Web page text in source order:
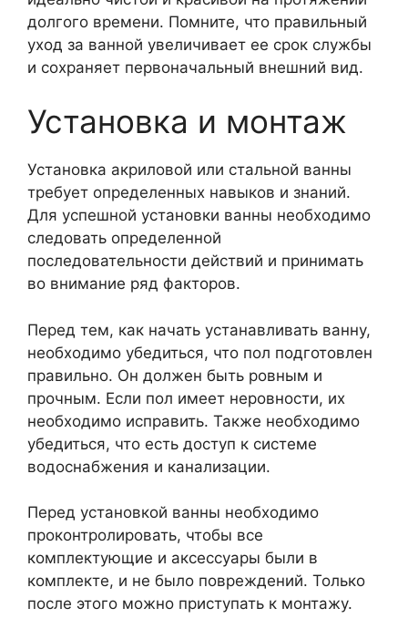
долгого времени. Помните, что правильный
уход за ванной увеличивает ее срок службы
и сохраняет первоначальный внешний вид.
Установка и монтаж
Установка акриловой или стальной ванны
требует определенных навыков и знаний.
Для успешной установки ванны необходимо
следовать определенной
последовательности действий и принимать
во внимание ряд факторов.
Перед тем, как начать устанавливать ванну,
необходимо убедиться, что пол подготовлен
правильно. Он должен быть ровным и
прочным. Если пол имеет неровности, их
необходимо исправить. Также необходимо
убедиться, что есть доступ к системе
водоснабжения и канализации.
Перед установкой ванны необходимо
проконтролировать, чтобы все
комплектующие и аксессуары были в
комплекте, и не было повреждений. Только
после этого можно приступать к монтажу.